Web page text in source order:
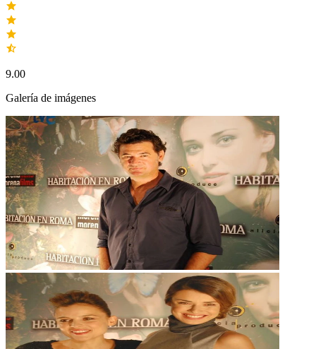
9.00
Galería de imágenes